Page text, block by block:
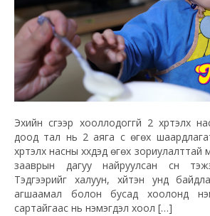
Эхийн сүүгээр хооллодоггүй 2 хүртэлх
доод тал нь 2 аяга сүү өгөх
хүртэлх насны хүүхдэд өгөх зориулалттай
зааврын дагуу найруулсан сүүн
Тэдгээрийг халуун, хүйтэн унд
агшаамал болон бусад хоолонд
сартайгаас нь нэмэгдэл хоол […]